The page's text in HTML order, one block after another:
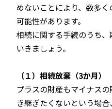
めないことにより、数多
可能性があります。
相続に関する手続のうち
いきましょう。
（１）相続放棄（3か月）
プラスの財産もマイナス
き継ぎたくないという場